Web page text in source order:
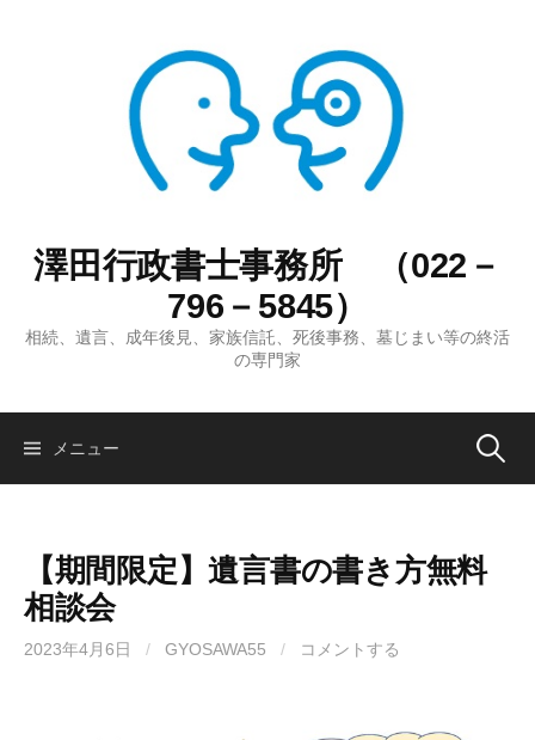
澤田行政書士事務所 （022－
796－5845）
相続、遺言、成年後見、家族信託、死後事務、墓じまい等の終活
の専門家
メニュー 検
【期間限定】遺言書の書き方無料
相談会
2023年4月6日 / GYOSAWA55 / コメントする